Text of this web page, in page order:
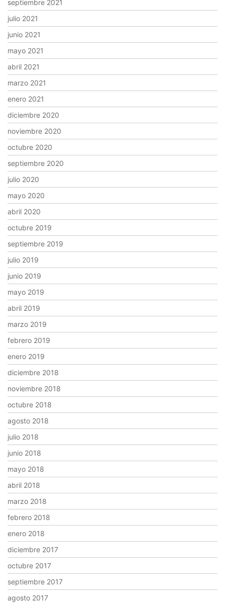
septiembre 2021
julio 2021
junio 2021
mayo 2021
abril 2021
marzo 2021
enero 2021
diciembre 2020
noviembre 2020
octubre 2020
septiembre 2020
julio 2020
mayo 2020
abril 2020
octubre 2019
septiembre 2019
julio 2019
junio 2019
mayo 2019
abril 2019
marzo 2019
febrero 2019
enero 2019
diciembre 2018
noviembre 2018
octubre 2018
agosto 2018
julio 2018
junio 2018
mayo 2018
abril 2018
marzo 2018
febrero 2018
enero 2018
diciembre 2017
octubre 2017
septiembre 2017
agosto 2017